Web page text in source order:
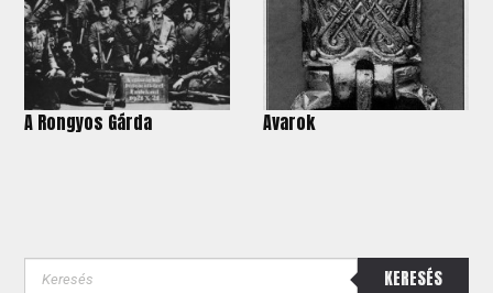
A Rongyos Gárda Avarok
KERESÉS